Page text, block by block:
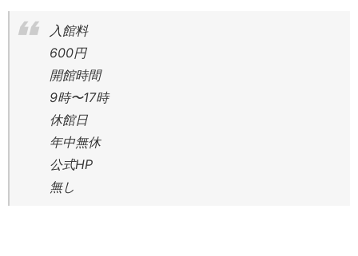
入館料
600円
開館時間
9時〜17時
休館日
年中無休
公式HP
無し